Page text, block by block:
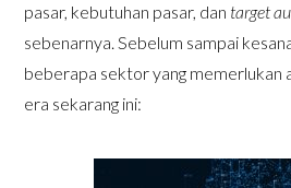
pasar, kebutuhan pasar, dan target
sebenarnya. Sebelum sampai
beberapa sektor yang memerlukan
era sekarang ini: